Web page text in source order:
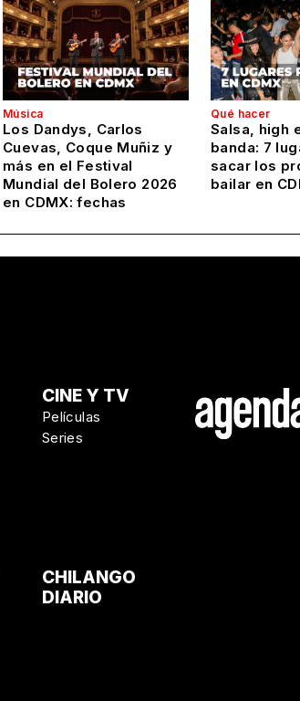
Música
Los Dandys, Carlos
Cuevas, Coque Muñiz y
más en el Festival
Mundial del Bolero 2026
en CDMX: fechas
Qué hacer
Salsa, high
banda: 7
sacar los
bailar en
CINE Y TV
Películas
Series
CHILANGO
DIARIO